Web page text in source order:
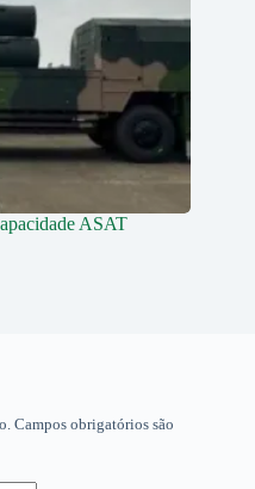
ASAT
Campos obrigatórios são